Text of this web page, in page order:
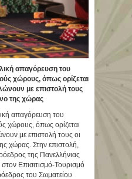
απαγόρευση του
χώρους, όπως ορίζεται
με επιστολή τους
της χώρας
απαγόρευση του
χώρους, όπως ορίζεται
με επιστολή τους οι
χώρας. Στην επιστολή,
της Πανελλήνιας
Επισιτισμό-Τουρισμό
του Σωματείου